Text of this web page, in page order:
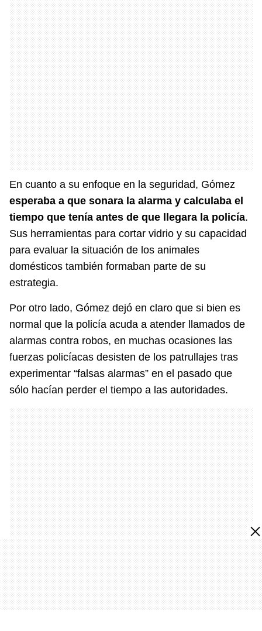
En cuanto a su enfoque en la seguridad, Gómez
esperaba a que sonara la alarma y calculaba el
tiempo que tenía antes de que llegara la policía.
Sus herramientas para cortar vidrio y su capacidad
para evaluar la situación de los animales
domésticos también formaban parte de su
estrategia.
Por otro lado, Gómez dejó en claro que si bien es
normal que la policía acuda a atender llamados de
alarmas contra robos, en muchas ocasiones las
fuerzas policíacas desisten de los patrullajes tras
experimentar “falsas alarmas” en el pasado que
sólo hacían perder el tiempo a las autoridades.
La elección de objetivos consistía en una